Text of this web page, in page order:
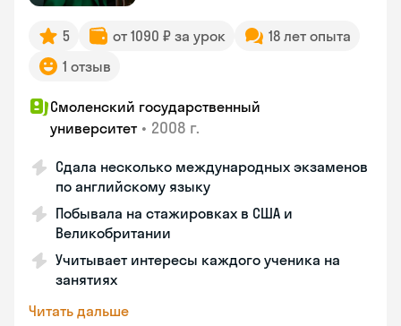
5 от 1090 ₽ за урок
18 лет опыта
1 отзыв
Смоленский государственный
университет • 2008 г.
Сдала несколько международных экзаменов
по английскому языку
Побывала на стажировках в США и
Великобритании
Учитывает интересы каждого ученика на
занятиях
Читать дальше